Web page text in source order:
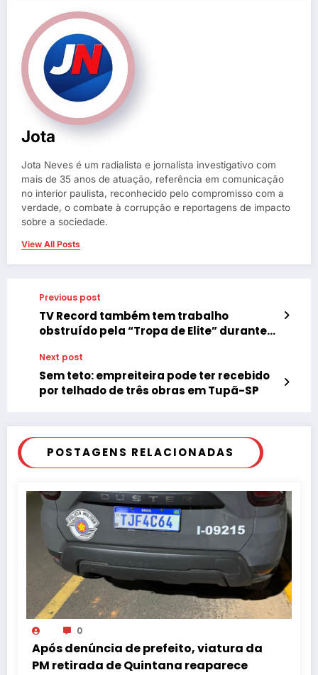
Jota
Jota Neves é um radialista e jornalista investigativo com
mais de 35 anos de atuação, referência em comunicação
no interior paulista, reconhecido pelo compromisso com a
verdade, o combate à corrupção e reportagens de impacto
sobre a sociedade.
View All Posts
Previous post
TV Record também tem trabalho
obstruído pela “Tropa de Elite” durante
Next post
Sem teto: empreiteira pode ter recebido
por telhado de três obras em Tupã-SP
POSTAGENS RELACIONADAS
0
Após denúncia de prefeito, viatura da
PM retirada de Quintana reaparece